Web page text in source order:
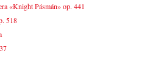
«Knight Pásmán» op. 441
518